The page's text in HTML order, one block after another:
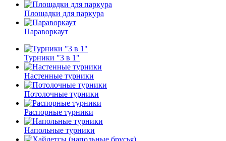
Площадки для паркура
Параворкаут
Турники "3 в 1"
Настенные турники
Потолочные турники
Распорные турники
Напольные турники